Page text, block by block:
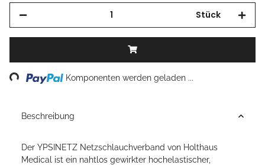
Stück
Komponenten werden geladen ...
Beschreibung
Der YPSINETZ Netzschlauchverband von Holthaus
Medical ist ein nahtlos gewirkter hochelastischer,